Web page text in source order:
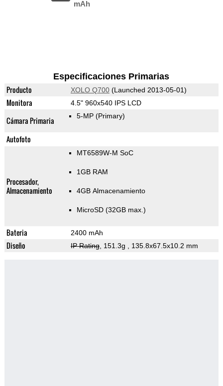
mAh
Especificaciones Primarias
Producto XOLO Q700(Launched 2013-05-01)
Monitora 4.5" 960x540 IPS LCD
Cámara Primaria 5-MP (Primary)
Autofoto
Procesador,
Almacenamiento
MT6589W-M SoC
1GB RAM
4GB Almacenamiento
MicroSD (32GB max.)
Bateria 2400 mAh
Diseño IP Rating, 151.3g , 135.8x67.5x10.2 mm